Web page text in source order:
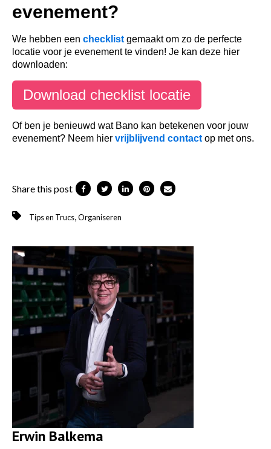
evenement?
We hebben een checklist gemaakt om zo de perfecte
locatie voor je evenement te vinden! Je kan deze hier
downloaden:
Download checklist locatie
Of ben je benieuwd wat Bano kan betekenen voor jouw
evenement? Neem hier vrijblijvend contact op met ons.
Share this post
Tips en Trucs,Organiseren
Erwin Balkema